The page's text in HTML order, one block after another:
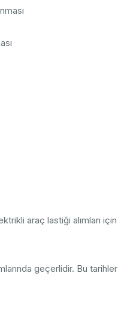
araç lastiği alımları için
geçerlidir. Bu tarihler